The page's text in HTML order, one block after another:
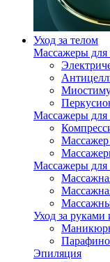
Уход за телом
Массажеры для
Массажеры для
Массажер
Массажеры
Уход за руками
Эпиляция